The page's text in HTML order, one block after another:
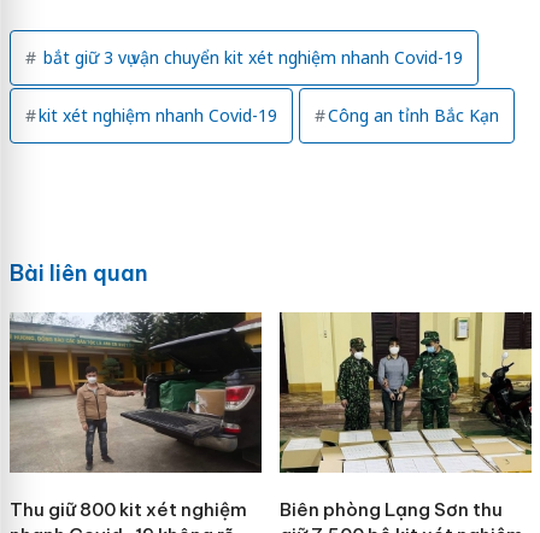
bắt giữ 3 vụ vận chuyển kit xét nghiệm nhanh Covid-19
kit xét nghiệm nhanh Covid-19 Công an tỉnh Bắc Kạn
Bài liên quan
Thu giữ 800 kit xét nghiệm
Biên phòng Lạng Sơn thu